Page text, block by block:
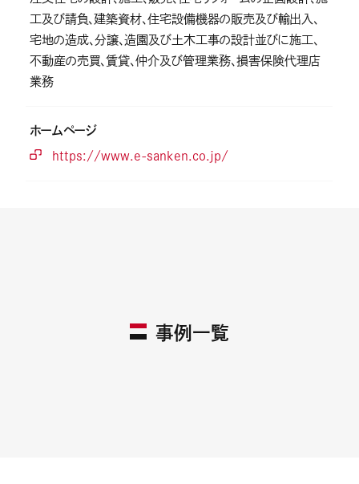
工及び請負、建築資材、住宅設備機器の販売及び輸出入、
宅地の造成、分譲、造園及び土木工事の設計並びに施工、
不動産の売買、賃貸、仲介及び管理業務、損害保険代理店
業務
ホームページ
https://www.e-sanken.co.jp/
事例一覧